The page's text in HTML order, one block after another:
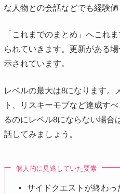
な人物との会話などでも経験値
「これまでのまとめ」へこれ
られていきます。更新がある
示されています。
レベルの最大は8になります。
ト、リスキーモブなど達成す
るのにレベル8にならない場合
話してみましょう。
個人的に見逃していた要素
サイドクエストが終わ